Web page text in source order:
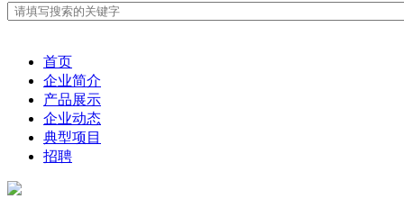
首页
企业简介
产品展示
企业动态
典型项目
招聘